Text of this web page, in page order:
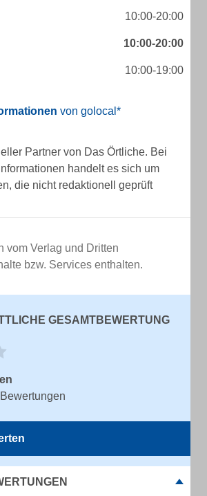
10:00-20:00
10:00-20:00
10:00-19:00
von golocal*
Partner von Das Örtliche. Bei
handelt es sich um
die nicht redaktionell geprüft
vom Verlag und Dritten
bzw. Services enthalten.
GESAMTBEWERTUNG